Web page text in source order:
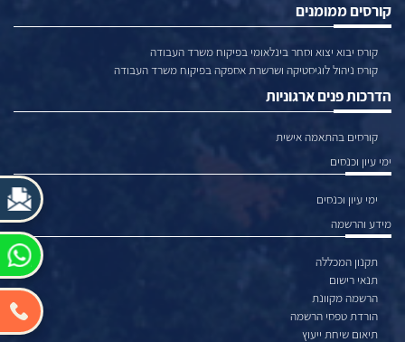
קורסים ממומנים
קורס יבוא יצוא וסחר בינלאומי בפיקוח משרד העבודה
קורס ניהול לוגיסטיקה ושרשרת אספקה בפיקוח משרד העבודה
הדרכות פנים ארגוניות
קורסים בהתאמה אישית
ימי עיון וכנסים
ימי עיון וכנסים
מידע והרשמה
תקנון המכללה
תנאי רישום
הרשמה מקוונת
הורדת טפסי הרשמה
תיאום שיחת ייעוץ